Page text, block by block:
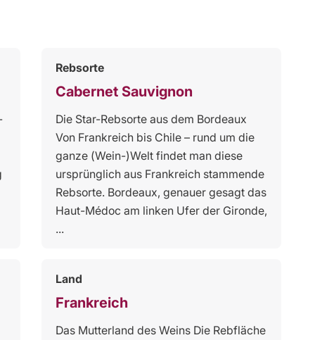
Rebsorte
Cabernet Sauvignon
Die Star-Rebsorte aus dem Bordeaux
Von Frankreich bis Chile – rund um die
ganze (Wein-)Welt findet man diese
ursprünglich aus Frankreich stammende
Rebsorte. Bordeaux, genauer gesagt das
Haut-Médoc am linken Ufer der Gironde,
...
Land
Frankreich
Das Mutterland des Weins Die Rebfläche